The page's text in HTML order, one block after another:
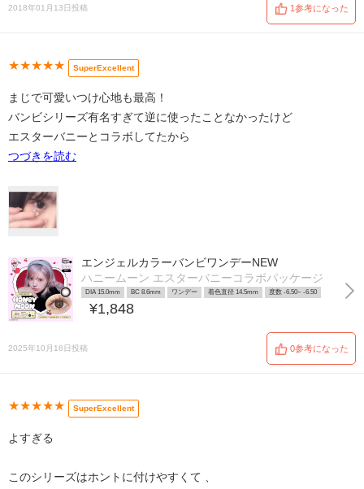
2018年01月13日投稿 1参考になった
★★★★★ SuperExcellent
まじで可愛いつけ心地も最高！
バンビシリーズ有名すぎて逆に使ったことなかったけど
エスターバニーとコラボしてたから
つづきを読む
エンジェルカラーバンビワンデーNEW
ハニームーン エスターバニーコラボパッケージ
DIA 15.0mm BC 8.6mm ワンデー 着色直径 14.5mm 度数 -6.50~ -6.50
¥1,848
2025年10月16日投稿 0参考になった
★★★★★ SuperExcellent
よすぎる
このシリーズはホントに付けやすくて 、